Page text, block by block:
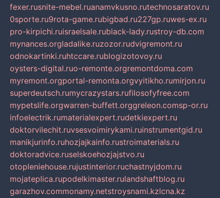
fexer.rusnite-mebel.ruanamvkusno.rutechnosaratov.ru
0sporte.ru9rota-game.rubigbad.ru227gp.ruwes-ex.ru
pro-kirpichi.ruisraelsale.rublack-lady.rustroy-db.com
mynances.orgladalike.ruzozor.rudvigremont.ru
odnokartinki.ruhtccare.rublogizotovoy.ru
oysters-digital.ruo-remonte.orgremontdoma.com
myremont.orgportal-remonta.orgvyitikho.rumirjon.ru
superdeutsch.rumycrazystars.rufilosofyfree.com
mypetslife.orgwarren-buffett.orggreleon.comsp-or.ru
infoelectrik.rumaterialexpert.rudetkiexpert.ru
doktorvilechit.ruvsesvoimirykami.ruinstrumentgid.ru
manikjurinfo.ruhozjajkainfo.rustroimaterials.ru
doktoradvice.ruselskoehozjajstvo.ru
otopleniehouse.rujustinterior.ruchastnyjdom.ru
mojateplica.rupodelkimaster.rulandshaftblog.ru
garazhov.commonamy.netstroysnami.kzlcna.kz